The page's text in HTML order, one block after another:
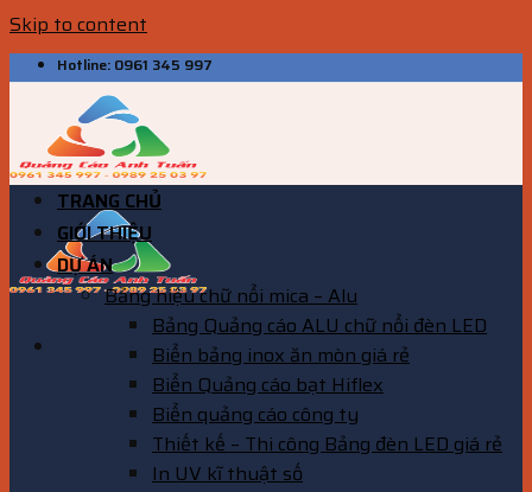
Skip to content
Hotline: 0961 345 997
TRANG CHỦ
GIỚI THIỆU
DỰ ÁN
Bảng hiệu chữ nổi mica – Alu
Bảng Quảng cáo ALU chữ nổi đèn LED
Biển bảng inox ăn mòn giá rẻ
Biển Quảng cáo bạt Hiflex
Biển quảng cáo công ty
Thiết kế – Thi công Bảng đèn LED giá rẻ
In UV kĩ thuật số